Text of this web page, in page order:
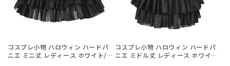
コスプレ小物 ハロウィン ハードパ
ニエ ミニ丈 レディース ホワイト/
コスプレ小物 ハロウィン ハードパ
ニエ ミドル丈 レディース ホワイ